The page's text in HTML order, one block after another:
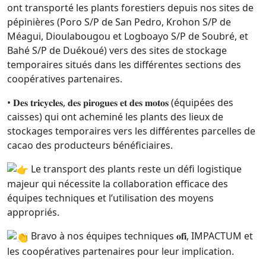
ont transporté les plants forestiers depuis nos sites de
pépinières (Poro S/P de San Pedro, Krohon S/P de
Méagui, Dioulabougou et Logboayo S/P de Soubré, et
Bahé S/P de Duékoué) vers des sites de stockage
temporaires situés dans les différentes sections des
coopératives partenaires.
• 𝐃𝐞𝐬 𝐭𝐫𝐢𝐜𝐲𝐜𝐥𝐞𝐬, 𝐝𝐞𝐬 𝐩𝐢𝐫𝐨𝐠𝐮𝐞𝐬 𝐞𝐭 𝐝𝐞𝐬 𝐦𝐨𝐭𝐨𝐬 (équipées des
caisses) qui ont acheminé les plants des lieux de
stockages temporaires vers les différentes parcelles de
cacao des producteurs bénéficiaires.
Le transport des plants reste un défi logistique
majeur qui nécessite la collaboration efficace des
équipes techniques et l’utilisation des moyens
appropriés.
Bravo à nos équipes techniques 𝐨𝐟𝐢, IMPACTUM et
les coopératives partenaires pour leur implication.